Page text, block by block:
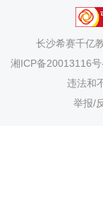
长沙希赛千亿
湘ICP备20013116号
违法和
举报/